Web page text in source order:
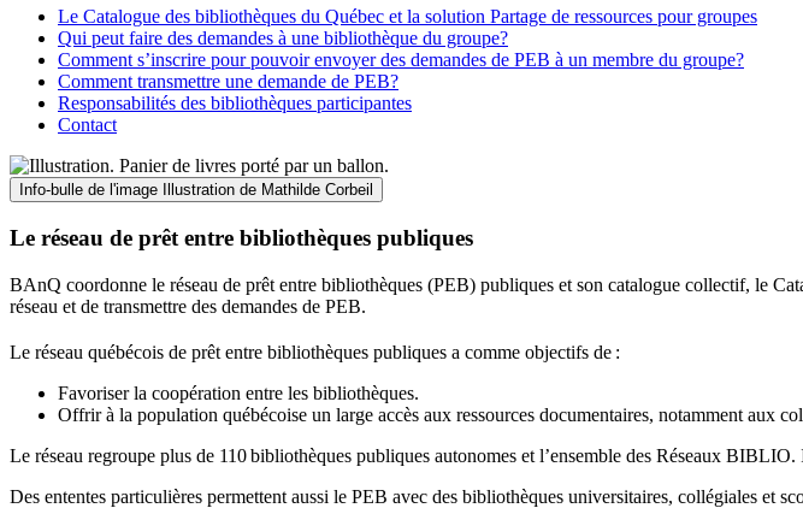
Le Catalogue des bibliothèques du Québec et la solution Partage de ressources pour groupes
Qui peut faire des demandes à une bibliothèque du groupe?
Comment s’inscrire pour pouvoir envoyer des demandes de PEB à un membre du groupe?
Comment transmettre une demande de PEB?
Responsabilités des bibliothèques participantes
Contact
Info-bulle de l'image Illustration de Mathilde Corbeil
Le réseau de prêt entre bibliothèques publiques
BAnQ coordonne le réseau de prêt entre bibliothèques (PEB) publiques et son catalogue collectif, le
réseau et de transmettre des demandes de PEB.
Le réseau québécois de prêt entre bibliothèques publiques a comme objectifs de :
Favoriser la coopération entre les bibliothèques.
Offrir à la population québécoise un large accès aux ressources documentaires, notamment aux
Le réseau regroupe plus de 110bibliothèques publiques autonomes et l’ensemble des Réseaux BIBLIO.
Des ententes particulières permettent aussi le PEB avec des bibliothèques universitaires, collégiales et